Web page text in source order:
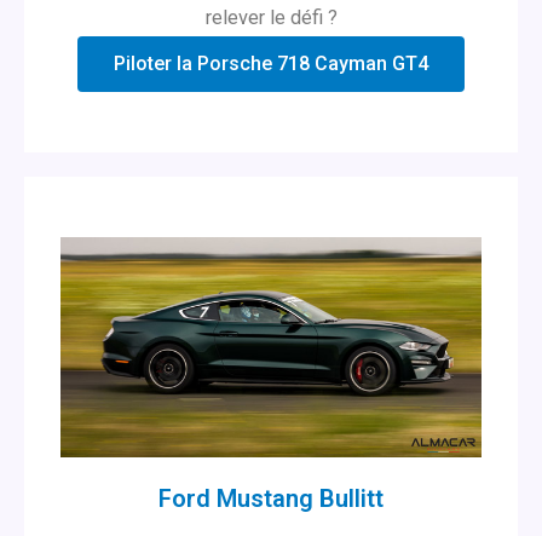
relever le défi ?
Piloter la Porsche 718 Cayman GT4
Ford Mustang Bullitt